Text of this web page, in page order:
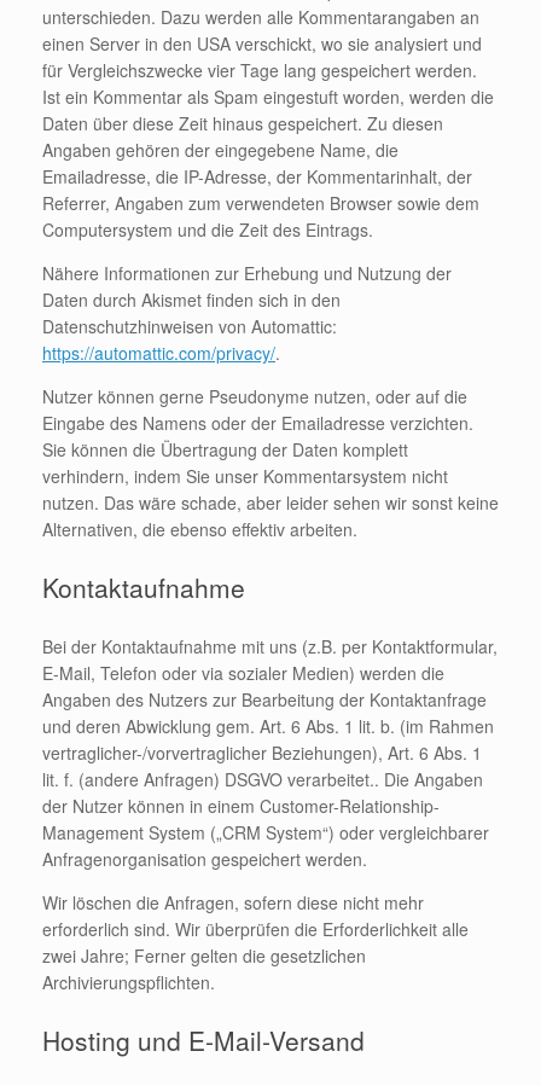
unterschieden. Dazu werden alle Kommentarangaben an
einen Server in den USA verschickt, wo sie analysiert und
für Vergleichszwecke vier Tage lang gespeichert werden.
Ist ein Kommentar als Spam eingestuft worden, werden die
Daten über diese Zeit hinaus gespeichert. Zu diesen
Angaben gehören der eingegebene Name, die
Emailadresse, die IP-Adresse, der Kommentarinhalt, der
Referrer, Angaben zum verwendeten Browser sowie dem
Computersystem und die Zeit des Eintrags.
Nähere Informationen zur Erhebung und Nutzung der
Daten durch Akismet finden sich in den
Datenschutzhinweisen von Automattic:
https://automattic.com/privacy/.
Nutzer können gerne Pseudonyme nutzen, oder auf die
Eingabe des Namens oder der Emailadresse verzichten.
Sie können die Übertragung der Daten komplett
verhindern, indem Sie unser Kommentarsystem nicht
nutzen. Das wäre schade, aber leider sehen wir sonst keine
Alternativen, die ebenso effektiv arbeiten.
Kontaktaufnahme
Bei der Kontaktaufnahme mit uns (z.B. per Kontaktformular,
E-Mail, Telefon oder via sozialer Medien) werden die
Angaben des Nutzers zur Bearbeitung der Kontaktanfrage
und deren Abwicklung gem. Art. 6 Abs. 1 lit. b. (im Rahmen
vertraglicher-/vorvertraglicher Beziehungen), Art. 6 Abs. 1
lit. f. (andere Anfragen) DSGVO verarbeitet.. Die Angaben
der Nutzer können in einem Customer-Relationship-
Management System („CRM System“) oder vergleichbarer
Anfragenorganisation gespeichert werden.
Wir löschen die Anfragen, sofern diese nicht mehr
erforderlich sind. Wir überprüfen die Erforderlichkeit alle
zwei Jahre; Ferner gelten die gesetzlichen
Archivierungspflichten.
Hosting und E-Mail-Versand